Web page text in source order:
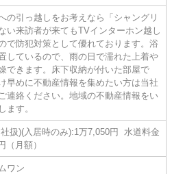
の引っ越しをお考えなら「シャングリ
い来訪者が来てもTVインターホン越し
で防犯対策として優れております。浴
しているので、雨の日で濡れた上着や
できます。床下収納が付いた部屋で
早めに不動産情報を集めたい方は当社
連絡ください。地域の不動産情報をい
ます。
扱)(入居時のみ):1万7,050円 水道料金
（月額）
ワン